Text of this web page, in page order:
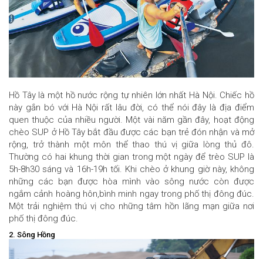
Hồ Tây là một hồ nước rộng tự nhiên lớn nhất Hà Nội. Chiếc hồ
này gắn bó với Hà Nội rất lâu đời, có thể nói đây là địa điểm
quen thuộc của nhiều người. Một vài năm gần đây, hoạt động
chèo SUP ở Hồ Tây bắt đầu được các bạn trẻ đón nhận và mở
rộng, trở thành một môn thể thao thú vị giữa lòng thủ đô.
Thường có hai khung thời gian trong một ngày để trèo SUP là
5h-8h30 sáng và 16h-19h tối. Khi chèo ở khung giờ này, không
những các bạn được hòa mình vào sông nước còn được
ngắm cảnh hoàng hôn,bình minh ngay trong phố thị đông đúc.
Một trải nghiệm thú vị cho những tâm hồn lãng mạn giữa nơi
phố thị đông đúc.
2. Sông Hồng